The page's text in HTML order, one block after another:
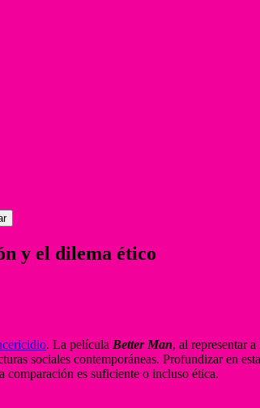
y el dilema ético
. La película Better Man, al representar
sociales contemporáneas. Profundizar en
comparación es suficiente o incluso ética.